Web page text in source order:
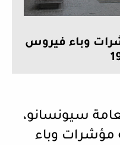
وباء فيروس
سيونسانو،
مؤشرات وباء